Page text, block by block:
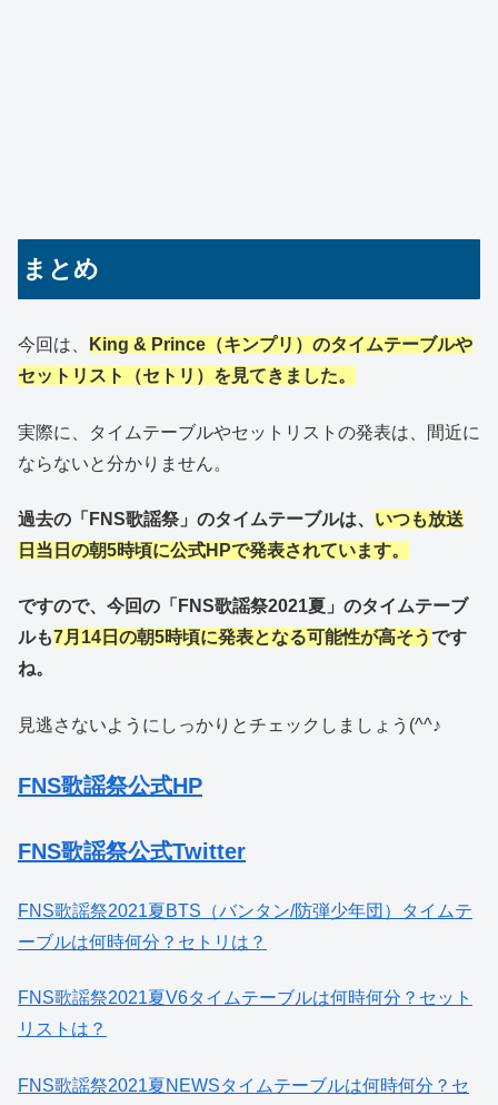
まとめ
今回は、 King & Prince（キンプリ） のタイムテーブルや
セットリスト（セトリ）を見てきました。
実際に、タイムテーブルやセットリストの発表は、間近に
ならないと分かりません。
過去の「FNS歌謡祭」のタイムテーブルは、 いつも放送
日当日の朝5時頃に公式HPで発表されています。
ですので、今回の「FNS歌謡祭2021夏」のタイムテーブ
ルも7月14日の朝5時頃に発表となる可能性が高そうです
ね。
見逃さないようにしっかりとチェックしましょう(^^♪
FNS歌謡祭公式HP
FNS歌謡祭公式Twitter
FNS歌謡祭2021夏BTS（バンタン/防弾少年団）タイムテ
ーブルは何時何分？セトリは？
FNS歌謡祭2021夏V6タイムテーブルは何時何分？セット
リストは？
FNS歌謡祭2021夏NEWSタイムテーブルは何時何分？セ